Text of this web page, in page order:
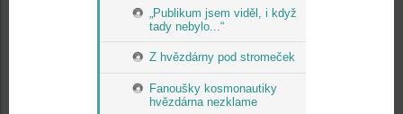
„Publikum jsem viděl, i když
tady nebylo...“
Z hvězdárny pod stromeček
Fanoušky kosmonautiky
hvězdárna nezklame